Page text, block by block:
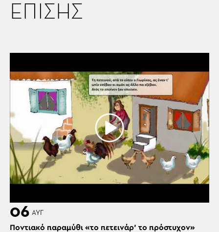
ΕΠΙΣΗΣ
06 ΑΥΓ
Ποντιακό παραμύθι «το πετεινάρ’ το πρόστυχον»